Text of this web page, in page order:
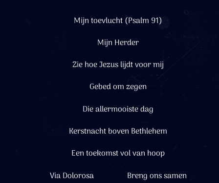
Mijn toevlucht (Psalm 91)
Mijn Herder
Zie hoe Jezus lijdt voor mij
Gebed om zegen
Die allermooiste dag
Kerstnacht boven Bethlehem
Een toekomst vol van hoop
Via Dolorosa
Breng ons samen